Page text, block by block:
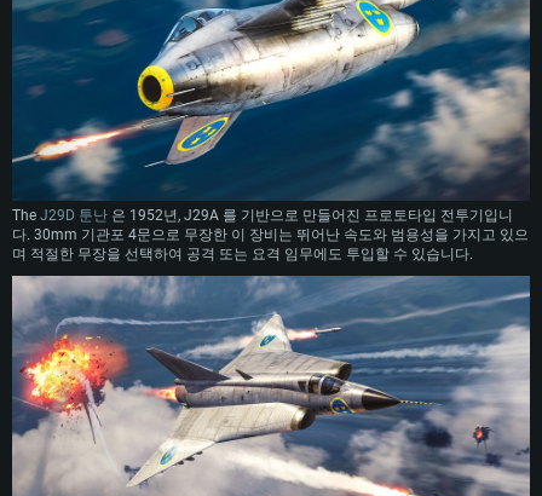
The J29D 툰난 은 1952년, J29A 를 기반으로 만들어진 프로토타입 전투기입니
다. 30mm 기관포 4문으로 무장한 이 장비는 뛰어난 속도와 범용성을 가지고 있으
며 적절한 무장을 선택하여 공격 또는 요격 임무에도 투입할 수 있습니다.